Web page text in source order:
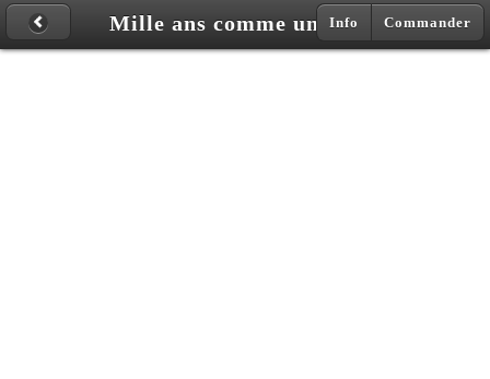
Mille ans comme un jour
Info Commander